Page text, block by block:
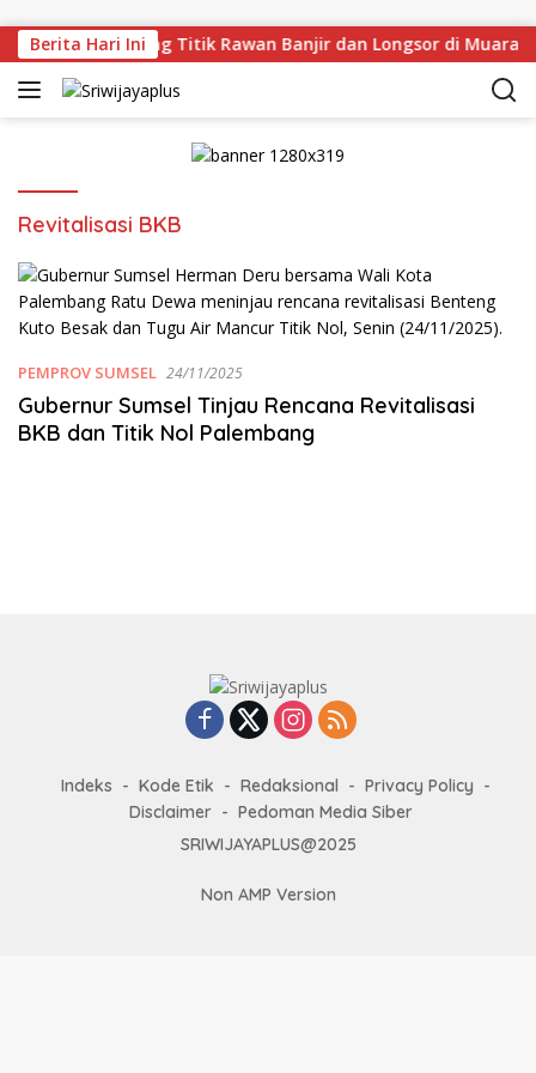
Berita Hari Ini
Tinjau Langsung Titik Rawan Banjir dan Longsor di Muara
Revitalisasi BKB
PEMPROV SUMSEL 24/11/2025
Gubernur Sumsel Tinjau Rencana Revitalisasi
BKB dan Titik Nol Palembang
Indeks Kode Etik Redaksional
Privacy Policy
Disclaimer
Pedoman Media Siber
SRIWIJAYAPLUS@2025
Non AMP Version